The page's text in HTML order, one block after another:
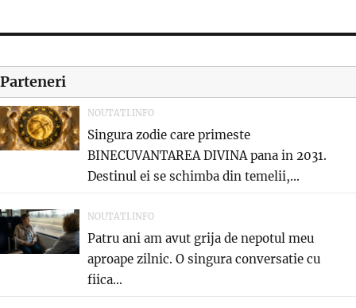
Parteneri
NOUTATI.INFO
Singura zodie care primeste
BINECUVANTAREA DIVINA pana in 2031.
Destinul ei se schimba din temelii,...
NOUTATI.INFO
Patru ani am avut grija de nepotul meu
aproape zilnic. O singura conversatie cu
fiica...